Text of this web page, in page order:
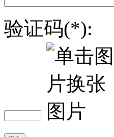
验证码(*):